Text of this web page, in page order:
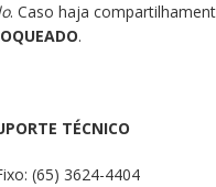
. Caso haja
.
TÉCNICO
(65) 3624-4404